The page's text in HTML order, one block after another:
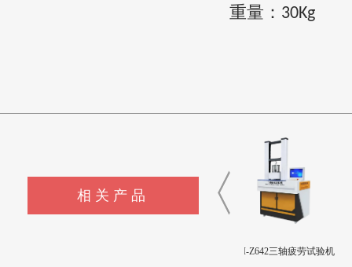
重量： 30Kg
相关产品
CSI-Z641正畸基托聚合